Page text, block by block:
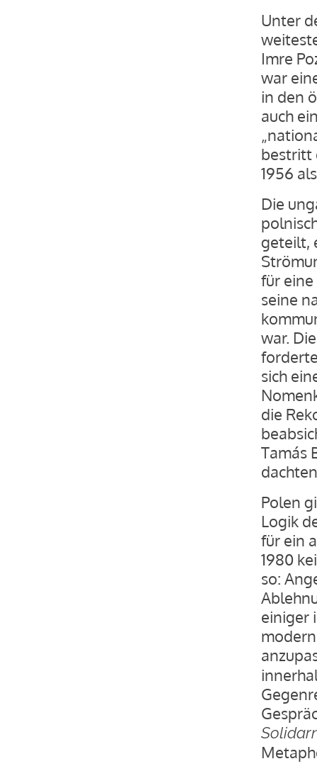
Unter
Imre
war
in den
auch
bestritt
1956
Die
geteilt,
für
seine
war.
sich
die
Tamás
Polen
Logik
für ein
1980
so:
einiger